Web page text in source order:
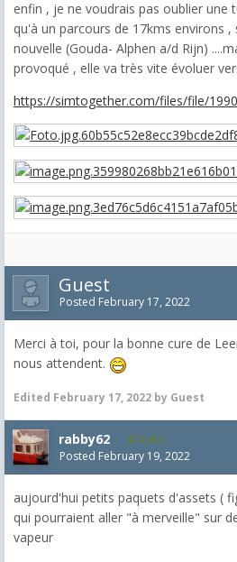
enfin , je ne voudrais pas oublier une
qu'à un parcours de 17kms environs
nouvelle (Gouda- Alphen a/d Rijn)
provoqué , elle va très vite évoluer
https://simtogether.com/files/file/
Guest
Posted February 17, 2022
Merci à toi, pour la bonne cure de
nous attendent.
Edited February 17, 2022 by Guest
rabby62 8,454
Posted February 19, 2022
aujourd'hui petits paquets d'assets (
qui pourraient aller "à merveille" sur
vapeur